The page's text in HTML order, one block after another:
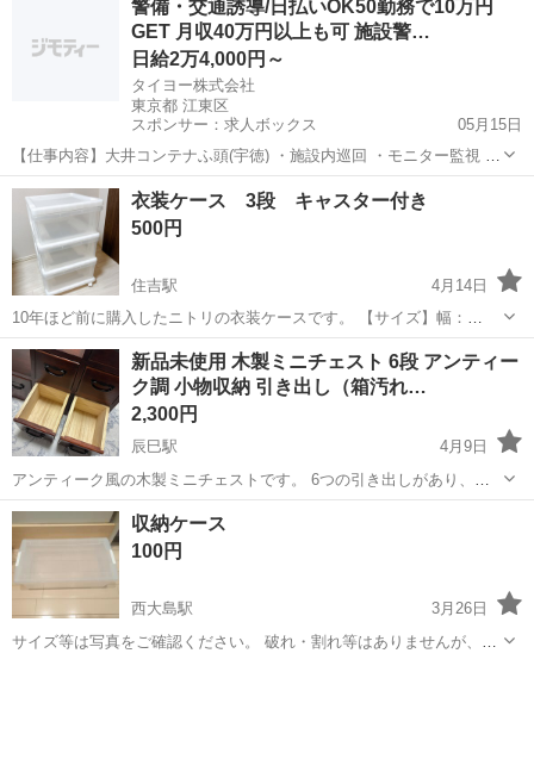
動、固定に便利なロック付きキャスター採用、360°自由に回転するこ
ともでき、方向を柔軟...
警備・交通誘導/日払いOK50勤務で10万円
GET 月収40万円以上も可 施設警…
日給2万4,000円～
タイヨー株式会社
東京都 江東区
スポンサー：求人ボックス
05月15日
【仕事内容】大井コンテナふ頭(宇徳) ・施設内巡回 ・モニター監視 ・
受付 ・車両誘導 など をお願いします。 お仕事は簡単 しっかりと休憩
や仮眠も取れますので、 ご安心ください。 タイヨーには他にもお仕事
たくさん! まずはお気軽...
アルバイト・パート
衣装ケース 3段 キャスター付き
500円
住吉駅
4月14日
10年ほど前に購入したニトリの衣装ケースです。 【サイズ】幅：
39cm、高さ：65cm、奥行き：43cm （大体です） 【傷などの状態】
とくに目立った傷はありません。 【アピールポイント】衣類を入れて
いただけなので状態は綺麗...
東京 江東区 住吉駅 収納家具 ケース
新品未使用 木製ミニチェスト 6段 アンティー
ク調 小物収納 引き出し（箱汚れ…
2,300円
辰巳駅
4月9日
アンティーク風の木製ミニチェストです。 6つの引き出しがあり、小
物やアクセサリー、文房具などの収納にぴったりです。 こちら同じ物
が2点あります。 まとめてお取引頂ける方は、お気持ちお値下げさせ
て頂きます。 記載の値段は1点...
東京 江東区 辰巳駅
収納ケース
100円
西大島駅
3月26日
サイズ等は写真をご確認ください。 破れ・割れ等はありませんが、数